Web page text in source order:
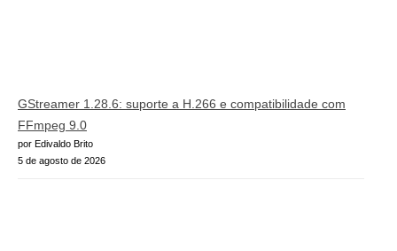
GStreamer 1.28.6: suporte a H.266 e compatibilidade com
FFmpeg 9.0
por Edivaldo Brito
5 de agosto de 2026